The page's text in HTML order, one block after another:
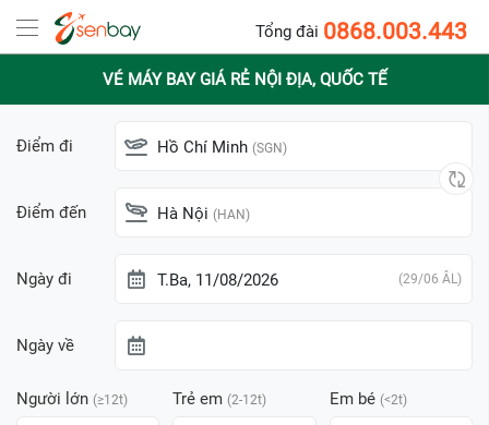
Tổng đài 0868.003.443
VÉ MÁY BAY GIÁ RẺ NỘI ĐỊA, QUỐC TẾ
Điểm đi Hồ Chí Minh (SGN)
Điểm đến Hà Nội (HAN)
Ngày đi T.Ba, 11/08/2026 (29/06 ÂL)
Ngày về
Người lớn (≥12t) Trẻ em (2-12t) Em bé (<2t)